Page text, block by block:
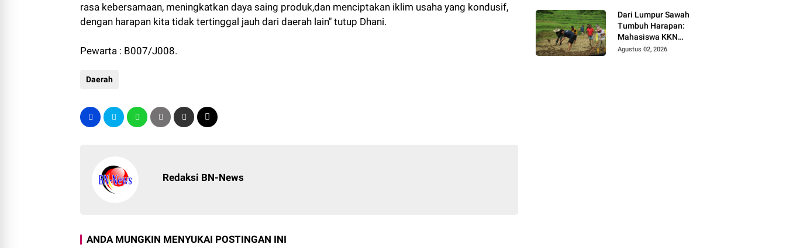
rasa kebersamaan, meningkatkan daya saing produk,dan menciptakan iklim usaha yang kondusif,
dengan harapan kita tidak tertinggal jauh dari daerah lain" tutup Dhani.
Pewarta : B007/J008.
Daerah
Redaksi BN-News
ANDA MUNGKIN MENYUKAI POSTINGAN INI
Dari Lumpur Sawah
Tumbuh Harapan:
Mahasiswa KKN
Universitas Andalas
Agustus 02, 2026